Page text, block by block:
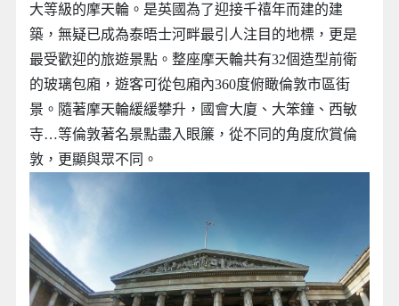
大等級的摩天輪。是英國為了迎接千禧年而建的建
築，無疑已成為泰晤士河畔最引人注目的地標，更是
最受歡迎的旅遊景點。整座摩天輪共有32個造型前衛
的玻璃包廂，遊客可從包廂內360度俯瞰倫敦市區街
景。隨著摩天輪緩緩攀升，國會大廈、大笨鐘、西敏
寺…等倫敦著名景點盡入眼簾，從不同的角度欣賞倫
敦，更顯與眾不同。